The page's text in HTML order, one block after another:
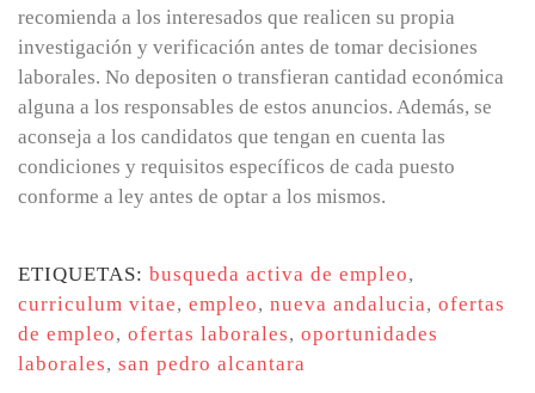
recomienda a los interesados que realicen su propia
investigación y verificación antes de tomar decisiones
laborales. No depositen o transfieran cantidad económica
alguna a los responsables de estos anuncios. Además, se
aconseja a los candidatos que tengan en cuenta las
condiciones y requisitos específicos de cada puesto
conforme a ley antes de optar a los mismos.
ETIQUETAS: busqueda activa de empleo,
curriculum vitae, empleo, nueva andalucia, ofertas
de empleo, ofertas laborales, oportunidades
laborales, san pedro alcantara